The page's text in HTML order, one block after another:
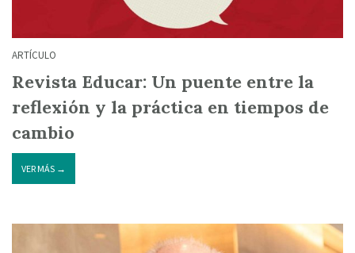
ARTÍCULO
Revista Educar: Un puente entre la
reflexión y la práctica en tiempos de
cambio
VER MÁS →